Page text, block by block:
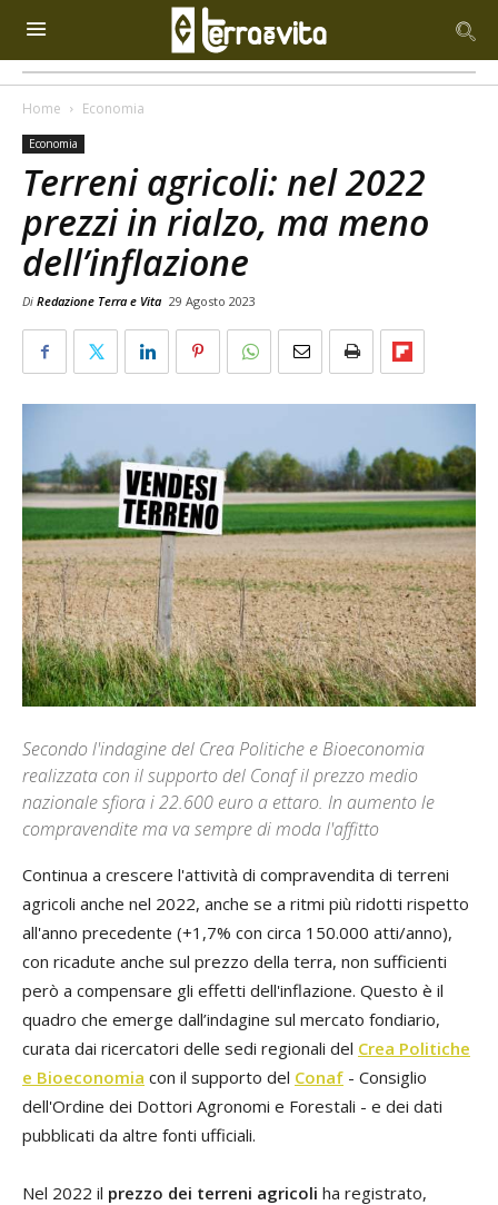
Home Economia
Economia
Terreni agricoli: nel 2022
prezzi in rialzo, ma meno
dell’inflazione
Di Redazione Terra e Vita 29 Agosto 2023
Secondo l'indagine del Crea Politiche e Bioeconomia
realizzata con il supporto del Conaf il prezzo medio
nazionale sfiora i 22.600 euro a ettaro. In aumento le
compravendite ma va sempre di moda l'affitto
Continua a crescere l'attività di compravendita di terreni
agricoli anche nel 2022, anche se a ritmi più ridotti rispetto
all'anno precedente (+1,7% con circa 150.000 atti/anno),
con ricadute anche sul prezzo della terra, non sufficienti
però a compensare gli effetti dell'inflazione. Questo è il
quadro che emerge dall’indagine sul mercato fondiario,
curata dai ricercatori delle sedi regionali del Crea Politiche
e Bioeconomia con il supporto del Conaf - Consiglio
dell'Ordine dei Dottori Agronomi e Forestali - e dei dati
pubblicati da altre fonti ufficiali.
Nel 2022 il prezzo dei terreni agricoli ha registrato,